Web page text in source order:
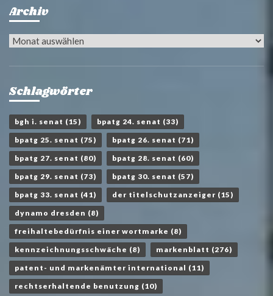
Archiv
Archiv
Schlagwörter
bgh i. senat (15) bpatg 24. senat (33)
bpatg 25. senat (75) bpatg 26. senat (71)
bpatg 27. senat (80) bpatg 28. senat (60)
bpatg 29. senat (73) bpatg 30. senat (57)
bpatg 33. senat (41) der titelschutzanzeiger (15)
dynamo dresden (8)
freihaltebedürfnis einer wortmarke (8)
kennzeichnungsschwäche (8) markenblatt (276)
patent- und markenämter international (11)
rechtserhaltende benutzung (10)